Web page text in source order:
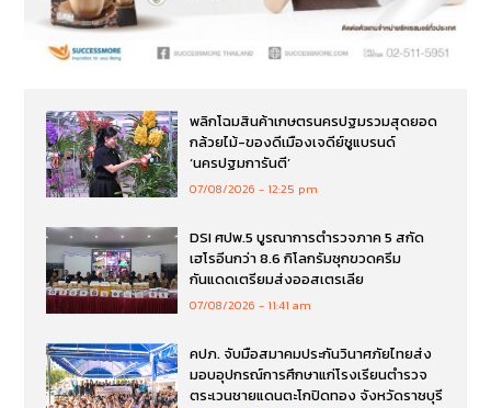
พลิกโฉมสินค้าเกษตรนครปฐมรวมสุดยอด
กล้วยไม้-ของดีเมืองเจดีย์ชูแบรนด์
‘นครปฐมการันตี’
07/08/2026 12:25 pm
DSI ศปพ.5 บูรณาการตำรวจภาค 5 สกัด
เฮโรอีนกว่า 8.6 กิโลกรัมซุกขวดครีม
กันแดดเตรียมส่งออสเตรเลีย
07/08/2026 11:41 am
คปภ. จับมือสมาคมประกันวินาศภัยไทยส่ง
มอบอุปกรณ์การศึกษาแก่โรงเรียนตำรวจ
ตระเวนชายแดนตะโกปิดทอง จังหวัดราชบุรี